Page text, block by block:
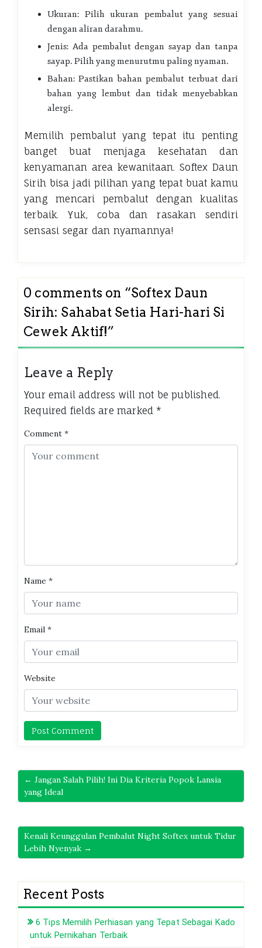
Ukuran: Pilih ukuran pembalut yang sesuai
dengan aliran darahmu.
Jenis: Ada pembalut dengan sayap dan tanpa
sayap. Pilih yang menurutmu paling nyaman.
Bahan: Pastikan bahan pembalut terbuat dari
bahan yang lembut dan tidak menyebabkan
alergi.
Memilih pembalut yang tepat itu penting
banget buat menjaga kesehatan dan
kenyamanan area kewanitaan. Softex Daun
Sirih bisa jadi pilihan yang tepat buat kamu
yang mencari pembalut dengan kualitas
terbaik. Yuk, coba dan rasakan sendiri
sensasi segar dan nyamannya!
0 comments on “Softex Daun
Sirih: Sahabat Setia Hari-hari Si
Cewek Aktif!”
Leave a Reply
Your email address will not be published.
Required fields are marked *
Comment *
Name *
Email *
Website
← Jangan Salah Pilih! Ini Dia Kriteria Popok Lansia
yang Ideal
Kenali Keunggulan Pembalut Night Softex untuk Tidur
Lebih Nyenyak →
Recent Posts
6 Tips Memilih Perhiasan yang Tepat Sebagai Kado
untuk Pernikahan Terbaik